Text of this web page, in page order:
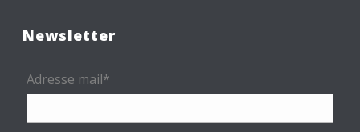
Newsletter
Adresse mail*